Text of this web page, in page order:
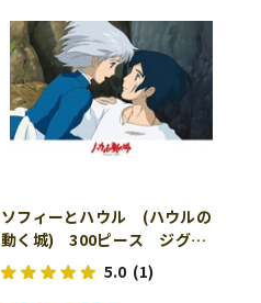
ソフィーとハウル (ハウルの
動く城) 300ピース ジグソ
ーパズル ENS-300-293
5.0 (1)